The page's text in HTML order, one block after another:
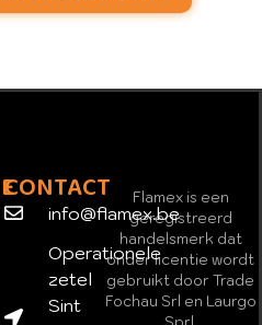
CONTACT
info@flamex.be
Operationele
zetel
Sint
Flamex is een
geregistreerd
handelsmerk dat
onder licentie wordt
gebruikt door Trade
Fochau Srl en Laurgo